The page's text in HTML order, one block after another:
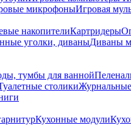
микрофоныИгровая
накопителиКартридеры
уголки, диваныДиваны
тумбы для ванной
столики
Кухонные модули